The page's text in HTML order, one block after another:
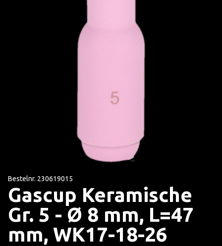
Bestelnr. 230619015
Gascup Keramische
Gr. 5 - Ø 8 mm, L=47
mm, WK17-18-26